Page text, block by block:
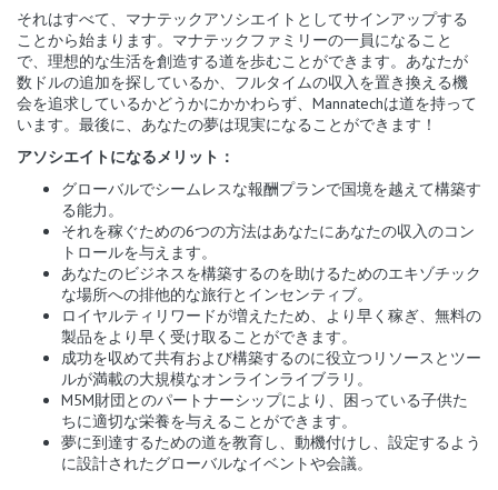
それはすべて、マナテックアソシエイトとしてサインアップする
ことから始まります。マナテックファミリーの一員になること
で、理想的な生活を創造する道を歩むことができます。あなたが
数ドルの追加を探しているか、フルタイムの収入を置き換える機
会を追求しているかどうかにかかわらず、Mannatechは道を持って
います。最後に、あなたの夢は現実になることができます！
アソシエイトになるメリット：
グローバルでシームレスな報酬プランで国境を越えて構築す
る能力。
それを稼ぐための6つの方法はあなたにあなたの収入のコン
トロールを与えます。
あなたのビジネスを構築するのを助けるためのエキゾチック
な場所への排他的な旅行とインセンティブ。
ロイヤルティリワードが増えたため、より早く稼ぎ、無料の
製品をより早く受け取ることができます。
成功を収めて共有および構築するのに役立つリソースとツー
ルが満載の大規模なオンラインライブラリ。
M5M財団とのパートナーシップにより、困っている子供た
ちに適切な栄養を与えることができます。
夢に到達するための道を教育し、動機付けし、設定するよう
に設計されたグローバルなイベントや会議。